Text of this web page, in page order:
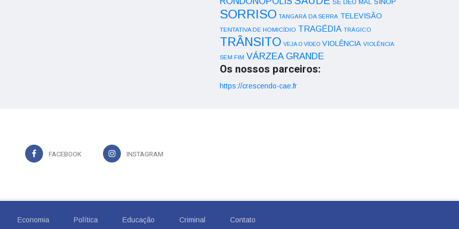
SE DEU MAL
SORRISO TANGARÁ DA SERRA TELEVISÃO
TENTATIVA DE HOMICÍDIO TRAGÉDIA TRÁGICO
TRÂNSITO VEJA O VÍDEO VIOLÊNCIA VIOLÊNCIA
SEM FIM VÁRZEA GRANDE
Os nossos parceiros:
https://crescendo-cae.fr
FACEBOOK INSTAGRAM
Economia Política Educação Criminal Contato